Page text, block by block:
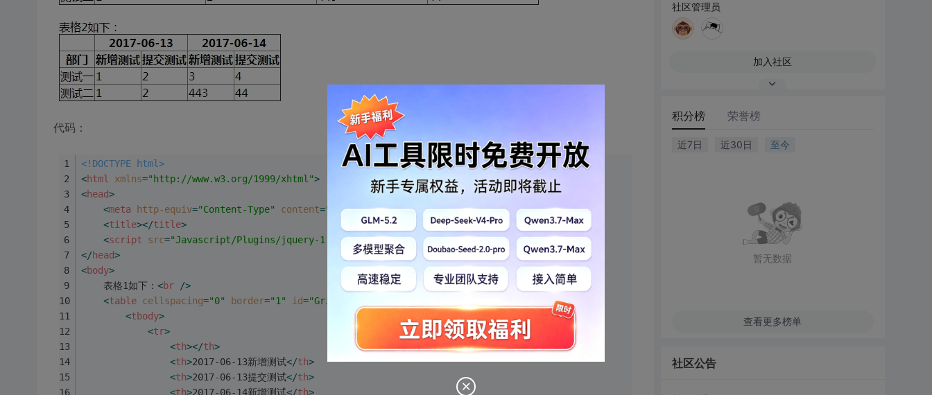
代码：
<!DOCTYPE html>
<html xmlns="http://www.w3.org/1999/xhtml">
<head>
<meta http-equiv="Content-Type" content="text/html; charset=utf-8" />
<title></title>
<script src="Javascript/Plugins/jquery-1.11.2.min.js"></script>
</head>
<body>
    表格1如下：
<br />
<table cellspacing="0" border="1" id="GridView1" "border-collapse:collapse;">
<tbody>
<tr>
<th></th>
<th>2017-06-13新增测试</th>
<th>2017-06-13提交测试</th>
<th>2017-06-14新增测试</th>
社区管理员
加入社区
积分榜 荣誉榜
近7日 近30日 至今
暂无数据
查看更多榜单
社区公告